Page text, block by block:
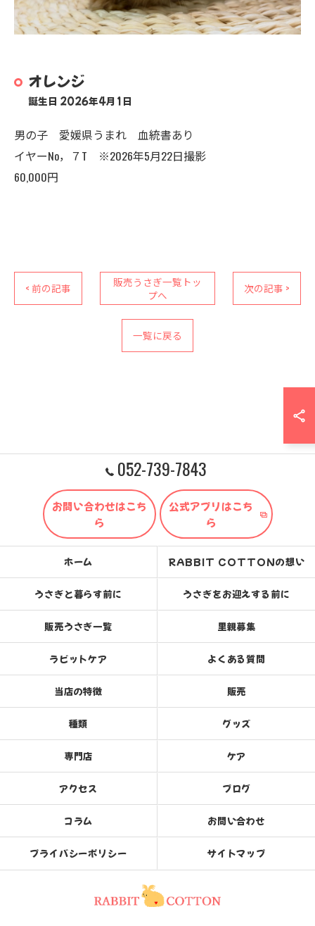
オレンジ
誕生日 2026年4月1日
男の子 愛媛県うまれ 血統書あり
イヤーNo，７T ※2026年5月22日撮影
60,000円
< 前の記事
販売うさぎ一覧トッ
プへ
次の記事 >
一覧に戻る
052-739-7843
お問い合わせはこち
ら
公式アプリはこち
ら
ホーム RABBIT COTTONの想い
うさぎと暮らす前に うさぎをお迎えする前に
販売うさぎ一覧 里親募集
ラビットケア よくある質問
当店の特徴 販売
種類 グッズ
専門店 ケア
アクセス ブログ
コラム お問い合わせ
プライバシーポリシー サイトマップ